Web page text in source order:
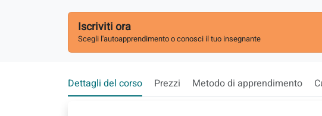
Iscriviti ora
Scegli l'autoapprendimento o conosci il tuo insegnante
Dettagli del corso Prezzi Metodo di apprendimento